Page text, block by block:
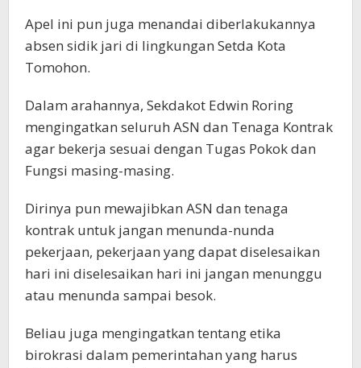
Apel ini pun juga menandai diberlakukannya
absen sidik jari di lingkungan Setda Kota
Tomohon.
Dalam arahannya, Sekdakot Edwin Roring
mengingatkan seluruh ASN dan Tenaga Kontrak
agar bekerja sesuai dengan Tugas Pokok dan
Fungsi masing-masing.
Dirinya pun mewajibkan ASN dan tenaga
kontrak untuk jangan menunda-nunda
pekerjaan, pekerjaan yang dapat diselesaikan
hari ini diselesaikan hari ini jangan menunggu
atau menunda sampai besok.
Beliau juga mengingatkan tentang etika
birokrasi dalam pemerintahan yang harus